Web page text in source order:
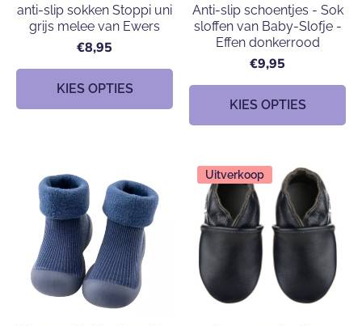
anti-slip sokken Stoppi uni
grijs melee van Ewers
€8,95
KIES OPTIES
Anti-slip schoentjes - Sok
sloffen van Baby-Slofje -
Effen donkerrood
€9,95
KIES OPTIES
Uitverkoop